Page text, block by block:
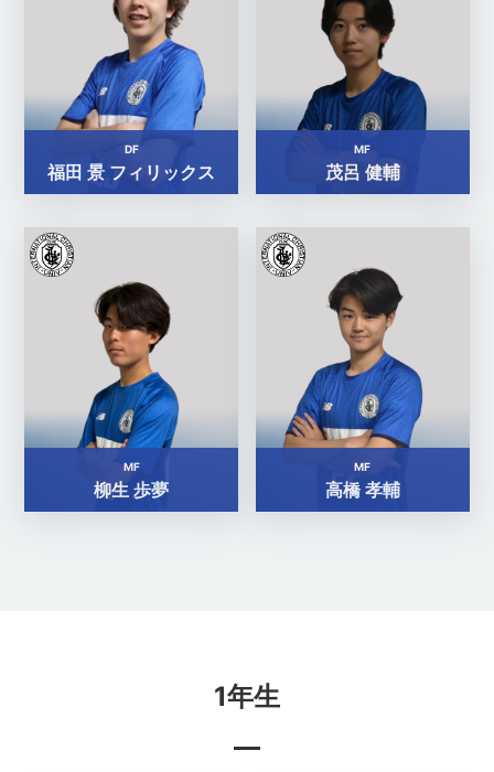
DF
福田 景 フィリックス
MF
茂呂 健輔
MF
柳生 歩夢
MF
高橋 孝輔
1年生